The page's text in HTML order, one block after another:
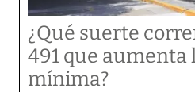
¿Qué suerte
491 que aumenta
mínima?